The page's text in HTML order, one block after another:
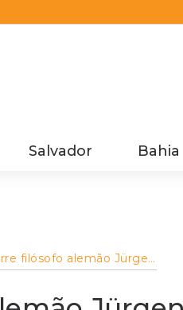
Salvador Bahia
filósofo alemão Jürgen
aos 96 anos